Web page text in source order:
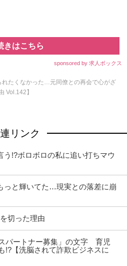
きはこちら
sponsored by 求人ボックス
れたくなかった…元同僚との再会で心がざ
Vol.142】
リンク
う!?ボロボロの私に追い打ちマウ
っと輝いてた…現実との落差に崩
切った理由
パートナー募集」の文字 育児
!?【洗脳されて詐欺ビジネスに